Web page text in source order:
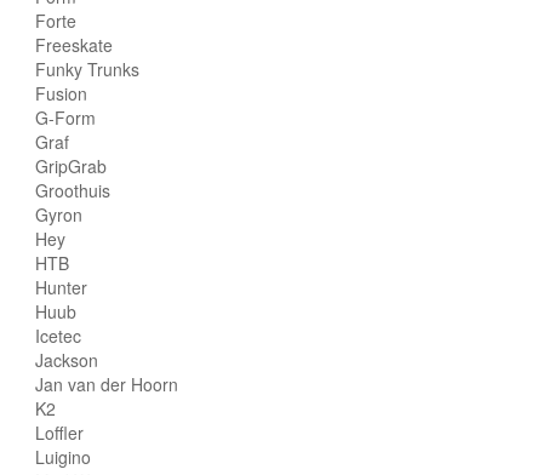
Forte
Freeskate
Funky Trunks
Fusion
G-Form
Graf
GripGrab
Groothuis
Gyron
Hey
HTB
Hunter
Huub
Icetec
Jackson
Jan van der Hoorn
K2
Loffler
Luigino